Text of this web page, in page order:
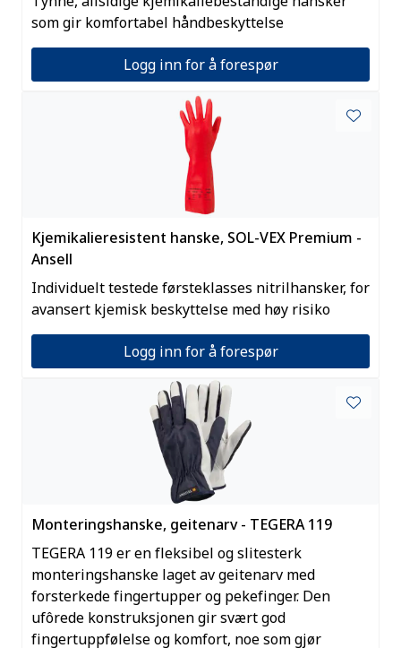
som gir komfortabel håndbeskyttelse
Logg inn for å forespør
Kjemikalieresistent hanske, SOL-VEX Premium -
Ansell
Individuelt testede førsteklasses nitrilhansker, for
avansert kjemisk beskyttelse med høy risiko
Logg inn for å forespør
Monteringshanske, geitenarv - TEGERA 119
TEGERA 119 er en fleksibel og slitesterk
monteringshanske laget av geitenarv med
forsterkede fingertupper og pekefinger. Den
ufôrede konstruksjonen gir svært god
fingertuppfølelse og komfort, noe som gjør